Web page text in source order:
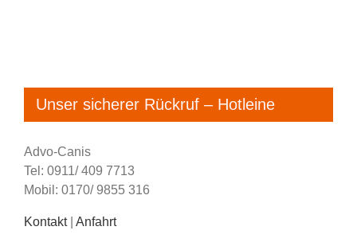
Unser sicherer Rückruf – Hotleine
Advo-Canis
Tel: 0911/ 409 7713
Mobil: 0170/ 9855 316
Kontakt| Anfahrt